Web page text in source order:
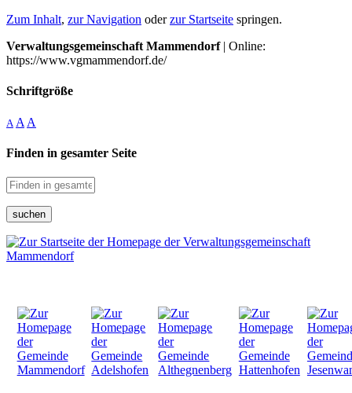
Zum Inhalt, zur Navigation oderzur Startseite springen.
Verwaltungsgemeinschaft Mammendorf| Online:
https://www.vgmammendorf.de/
Schriftgröße
A A A
Finden in gesamter Seite
suchen